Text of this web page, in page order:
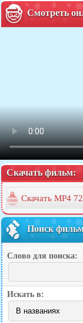
Смотреть
Скачать фильм:
Скачать MP4
Поиск
Слово для поиска:
Искать в: